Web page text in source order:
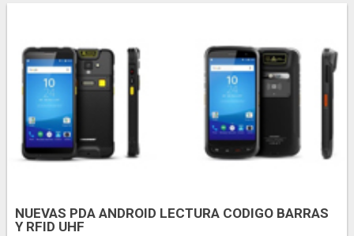
NUEVAS PDA ANDROID LECTURA CODIGO BARRAS
Y RFID UHF